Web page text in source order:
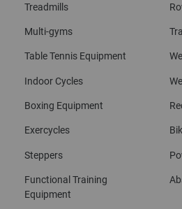
Treadmills
Multi-gyms
Table Tennis Equipment
Indoor Cycles
Boxing Equipment
Exercycles
Steppers
Functional Training
Equipment